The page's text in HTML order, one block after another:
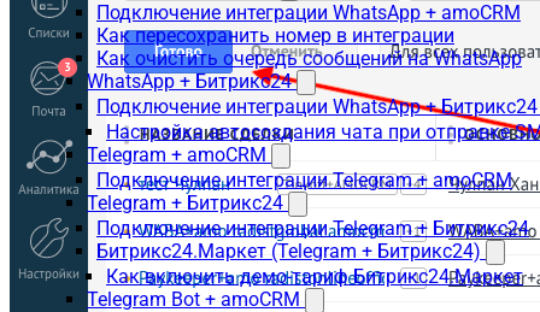
Подключение интеграции WhatsApp + amoCRM
Как пересохранить номер в интеграции
Как очистить очередь сообщений на WhatsApp
WhatsApp + Битрикс24
Подключение интеграции WhatsApp + Битрикс24
Настройка автосоздания чата при отправке
Telegram + amoCRM
Подключение интеграции Telegram + amoCRM
Telegram + Битрикс24
Подключение интеграции Telegram + Битрикс24
Битрикс24.Маркет (Telegram + Битрикс24)
Как включить демо-тариф Битрикс24.Маркет
Telegram Bot + amoCRM